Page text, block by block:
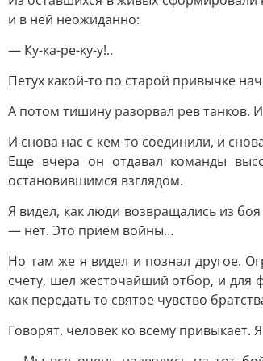
и в ней неожиданно:
— Ку-ка-ре-ку-у!..
Петух какой-то по старой привычке
A потом тишину разорвал рев танков.
И снова нас с кем-то соединили, и
Еще вчера он отдавал команды
остановившимся взглядом.
Я видел, как люди возвращались из
— нет. Это прием войны…
Ho там же я видел и познал другое.
счету, шел жесточайший отбор, и для
как передать то святое чувство
Говорят, человек ко всему